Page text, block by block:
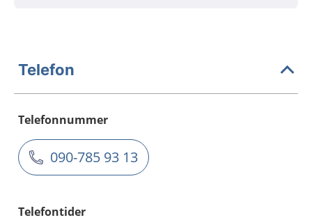
Telefon
Telefonnummer
090-785 93 13
Telefontider